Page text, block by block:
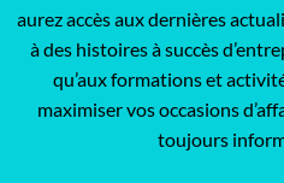
aurez accès aux dernières
à des histoires à succès
qu’aux formations et
maximiser vos occasions
toujours